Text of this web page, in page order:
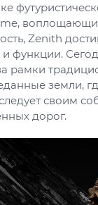
Zenith
функции.
рамки
земли,
своим
дорог.